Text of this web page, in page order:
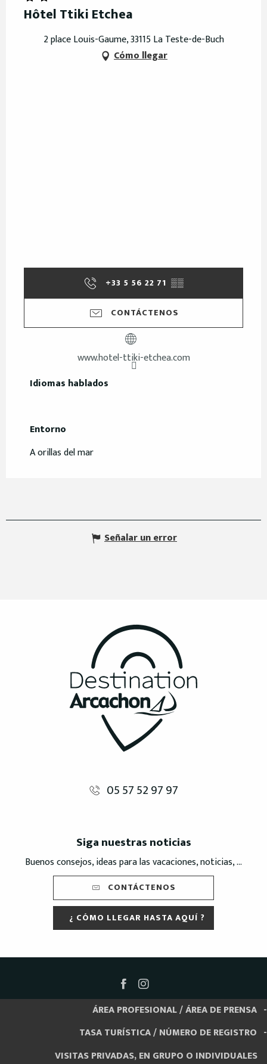
Hôtel Ttiki Etchea
2 place Louis-Gaume, 33115 La Teste-de-Buch
Cómo llegar
+33 5 56 22 71 ▒▒
CONTÁCTENOS
www.hotel-ttiki-etchea.com
Idiomas hablados
Idiomas hablados
Entorno
Entorno
A orillas del mar
Señalar un error
05 57 52 97 97
Siga nuestras noticias
Buenos consejos, ideas para las vacaciones, noticias, ...
CONTÁCTENOS
¿ CÓMO LLEGAR HASTA AQUÍ ?
ÁREA PROFESIONAL / ÁREA DE PRENSA
TASA TURÍSTICA / NÚMERO DE REGISTRO
VISITAS PRIVADAS, EN GRUPO O INDIVIDUALES